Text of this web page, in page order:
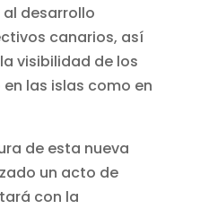
desarrollo
canarios, así
visibilidad de los
las islas como en
de esta nueva
un acto de
con la